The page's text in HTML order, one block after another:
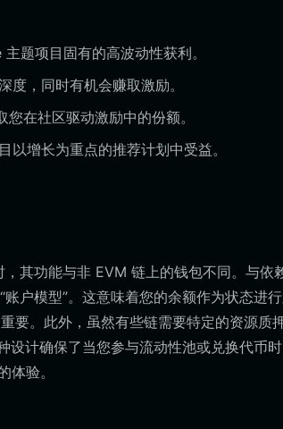
题项目固有的高波动性获利。
，同时有机会赚取激励。
在社区驱动激励中的份额。
增长为重点的推荐计划中受益。
其功能与非 EVM 链上的钱包不同。与依
户模型”。这意味着您的余额作为状态进
要。此外，虽然有些链需要特定的资源质
计确保了当您参与流动性池或兑换代币
验。